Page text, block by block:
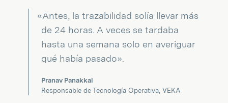
«Antes, la trazabilidad solía llevar más
de 24 horas. A veces se tardaba
hasta una semana solo en averiguar
qué había pasado».
Pranav Panakkal
Responsable de Tecnología Operativa, VEKA